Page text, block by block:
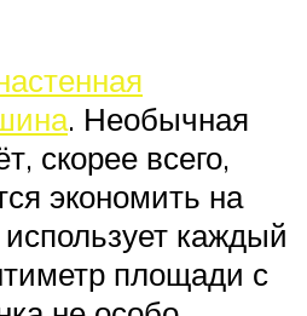
. Необычная
скорее всего,
экономить на
каждый
площади с